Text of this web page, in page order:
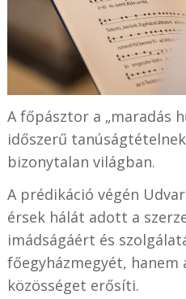
A főpásztor a „maradás
időszerű
bizonytalan világban.
A prédikáció végén
érsek hálát adott a
imádságáért és
főegyházmegyét, hanem
közösséget erősíti.